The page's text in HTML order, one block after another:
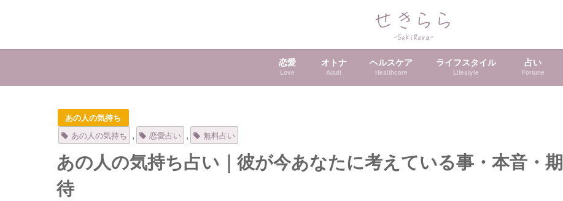
恋愛
Love
オトナ
Adult
ヘルスケア
Healthcare
ライフスタイル
Lifestyle
占い
Fortune
あの人の気持ち
あの人の気持ち , 恋愛占い , 無料占い
あの人の気持ち占い｜彼が今あなたに考えている事・本音・期
待